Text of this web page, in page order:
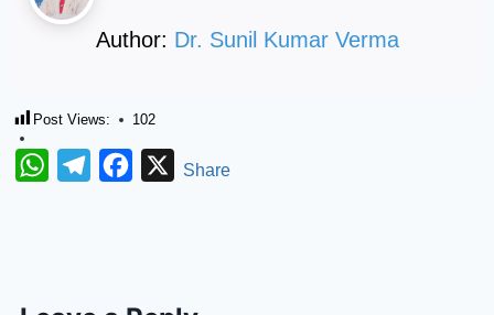
Author: Dr. Sunil Kumar Verma
Post Views: 102
WhatsAppTelegramFacebook
XShare